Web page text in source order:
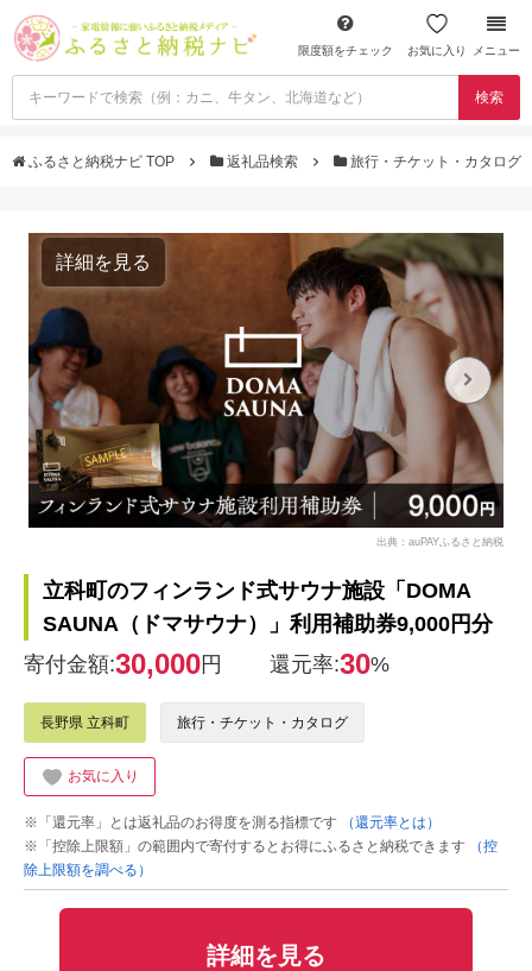
限度額をチェック お気に入り メニュー
検索
ふるさと納税ナビ TOP 返礼品検索 旅行・チケット・カタログ
詳細を見る
出典：auPAYふるさと納税
立科町のフィンランド式サウナ施設「DOMA
SAUNA（ドマサウナ）」利用補助券9,000円分
寄付金額:30,000円 還元率:30%
長野県 立科町 旅行・チケット・カタログ
お気に入り
※「還元率」とは返礼品のお得度を測る指標です
（還元率とは）
※「控除上限額」の範囲内で寄付するとお得にふるさと納税できます
（控
除上限額を調べる）
詳細を見る